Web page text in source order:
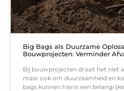
Big Bags als Duurzame
Bouwprojecten: Verminder
Bij bouwprojecten draait het niet
maar ook om duurzaamheid en
bags kunnen hierin een